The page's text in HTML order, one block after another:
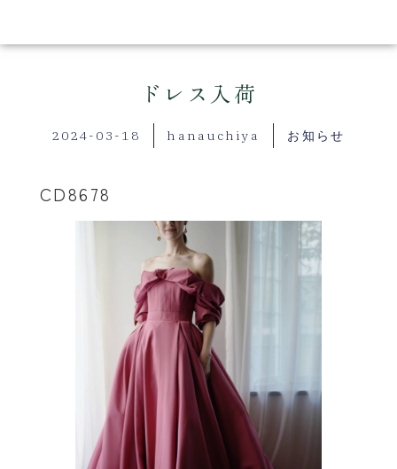
ドレス入荷
2024-03-18 hanauchiya お知らせ
CD8678